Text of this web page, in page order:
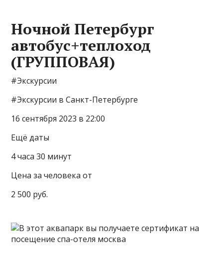
Ночной Петербург
автобус+теплоход
(ГРУППОВАЯ)
#Экскурсии
#Экскурсии в Санкт-Петербурге
16 сентября 2023 в 22:00
Ещё даты
4 часа 30 минут
Цена за человека от
2 500 руб.